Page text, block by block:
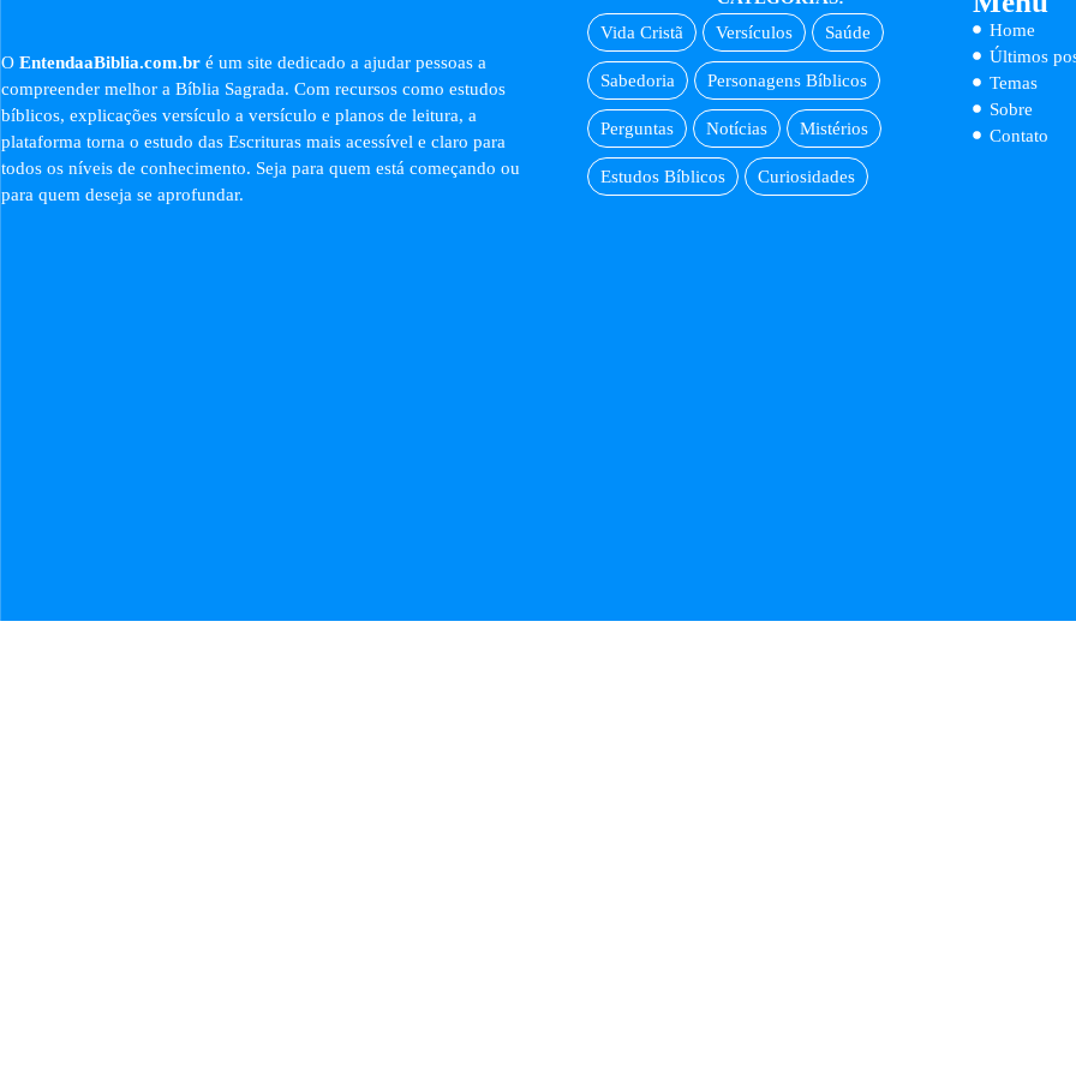
O EntendaaBiblia.com.br é um site dedicado a ajudar pessoas a
compreender melhor a Bíblia Sagrada. Com recursos como estudos
bíblicos, explicações versículo a versículo e planos de leitura, a
plataforma torna o estudo das Escrituras mais acessível e claro para
todos os níveis de conhecimento. Seja para quem está começando ou
para quem deseja se aprofundar.
Vida Cristã
Versículos Saúde
Sabedoria Personagens Bíblicos
Perguntas Notícias Mistérios
Estudos Bíblicos Curiosidades
Home
Últimos
Temas
Sobre
Contato